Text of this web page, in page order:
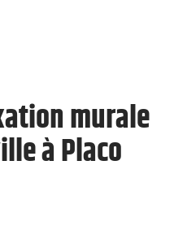
murale
à Placo